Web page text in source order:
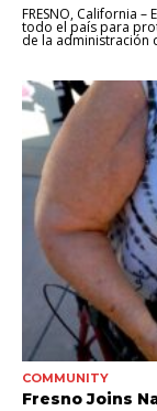
FRESNO, California
todo el país para
de la administración
COMMUNITY
Fresno Joins